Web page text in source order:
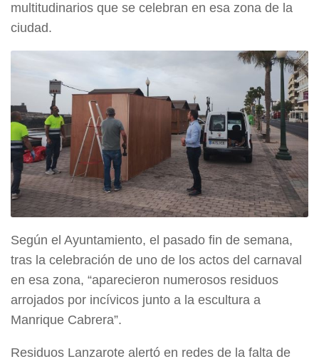
multitudinarios que se celebran en esa zona de la
ciudad.
Según el Ayuntamiento, el pasado fin de semana,
tras la celebración de uno de los actos del carnaval
en esa zona, “aparecieron numerosos residuos
arrojados por incívicos junto a la escultura a
Manrique Cabrera”.
Residuos Lanzarote alertó en redes de la falta de